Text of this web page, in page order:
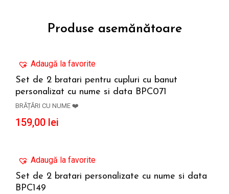
Produse asemănătoare
Adaugă la favorite
Set de 2 bratari pentru cupluri cu banut
personalizat cu nume si data BPC071
BRĂȚĂRI CU NUME ❤️
159,00 lei
Adaugă la favorite
Set de 2 bratari personalizate cu nume si data
BPC149